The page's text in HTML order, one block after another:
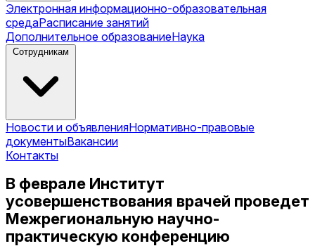
Электронная информационно-образовательная
средаРасписание занятий
Дополнительное образованиеНаука
Сотрудникам
Новости и объявленияНормативно-правовые
документыВакансии
Контакты
В феврале Институт
усовершенствования врачей проведет
Межрегиональную научно-
практическую конференцию